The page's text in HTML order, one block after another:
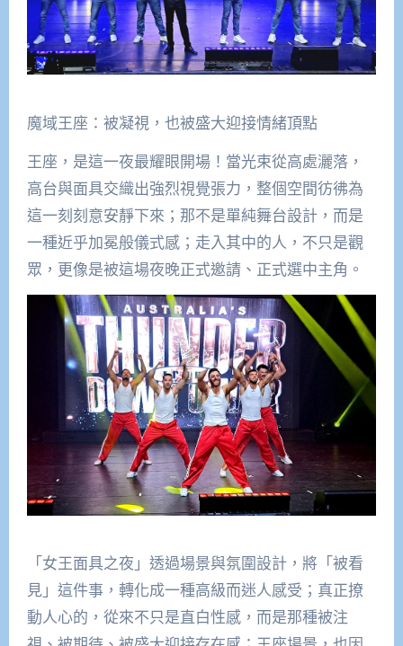
魔域王座：被凝視，也被盛大迎接情緒頂點
王座，是這一夜最耀眼開場！當光束從高處灑落，
高台與面具交織出強烈視覺張力，整個空間彷彿為
這一刻刻意安靜下來；那不是單純舞台設計，而是
一種近乎加冕般儀式感；走入其中的人，不只是觀
眾，更像是被這場夜晚正式邀請、正式選中主角。
「女王面具之夜」透過場景與氛圍設計，將「被看
見」這件事，轉化成一種高級而迷人感受；真正撩
動人心的，從來不只是直白性感，而是那種被注